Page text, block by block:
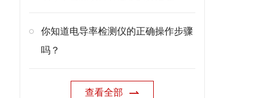
你知道电导率检测仪的正确操作步骤
吗？
查看全部